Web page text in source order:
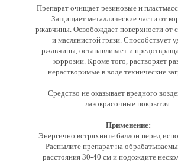
Препарат очищает резиновые и
Защищает металлические части от
ржавчины. Освобождает поверхности от
и маслянистой грязи. Способствует
ржавчины, останавливает и
коррозии. Кроме того, растворяет
нерастворимые в воде технические
Средство не оказывает вредного
лакокрасочные покрытия.
Применение:
Энергично встряхните баллон перед
Распылите препарат на
расстояния 30-40 см и подождите